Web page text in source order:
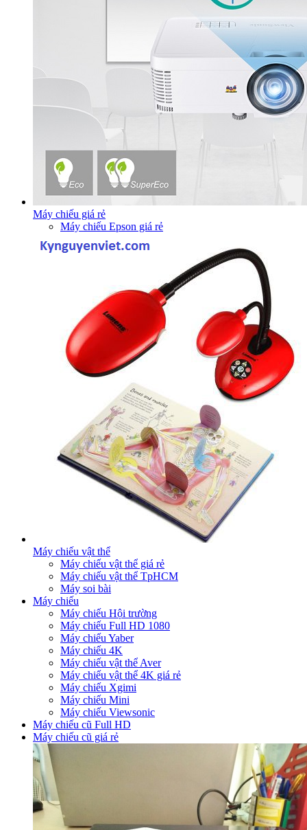
Máy chiếu giá rẻ
Máy chiếu Epson giá rẻ
Máy chiếu vật thể
Máy chiếu vật thể giá rẻ
Máy chiếu vật thể TpHCM
Máy soi bài
Máy chiếu
Máy chiếu Hội trường
Máy chiếu Full HD 1080
Máy chiếu Yaber
Máy chiếu 4K
Máy chiếu vật thể Aver
Máy chiếu vật thể 4K giá rẻ
Máy chiếu Xgimi
Máy chiếu Mini
Máy chiếu Viewsonic
Máy chiếu cũ Full HD
Máy chiếu cũ giá rẻ